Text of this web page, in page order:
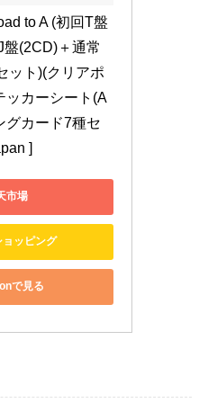
to A (初回T盤
(2CD)＋通常
ット)(クリアポ
ッカーシート(A
グカード7種セ
]
市場
ッピング
で見る